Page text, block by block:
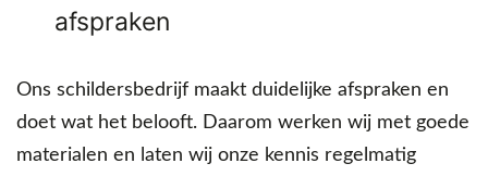
afspraken
Ons schildersbedrijf maakt duidelijke afspraken en
doet wat het belooft. Daarom werken wij met goede
materialen en laten wij onze kennis regelmatig